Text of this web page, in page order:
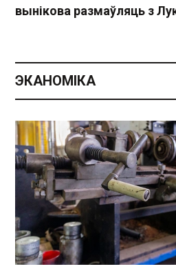
вынікова размаўляць з
ЭКАНОМІКА